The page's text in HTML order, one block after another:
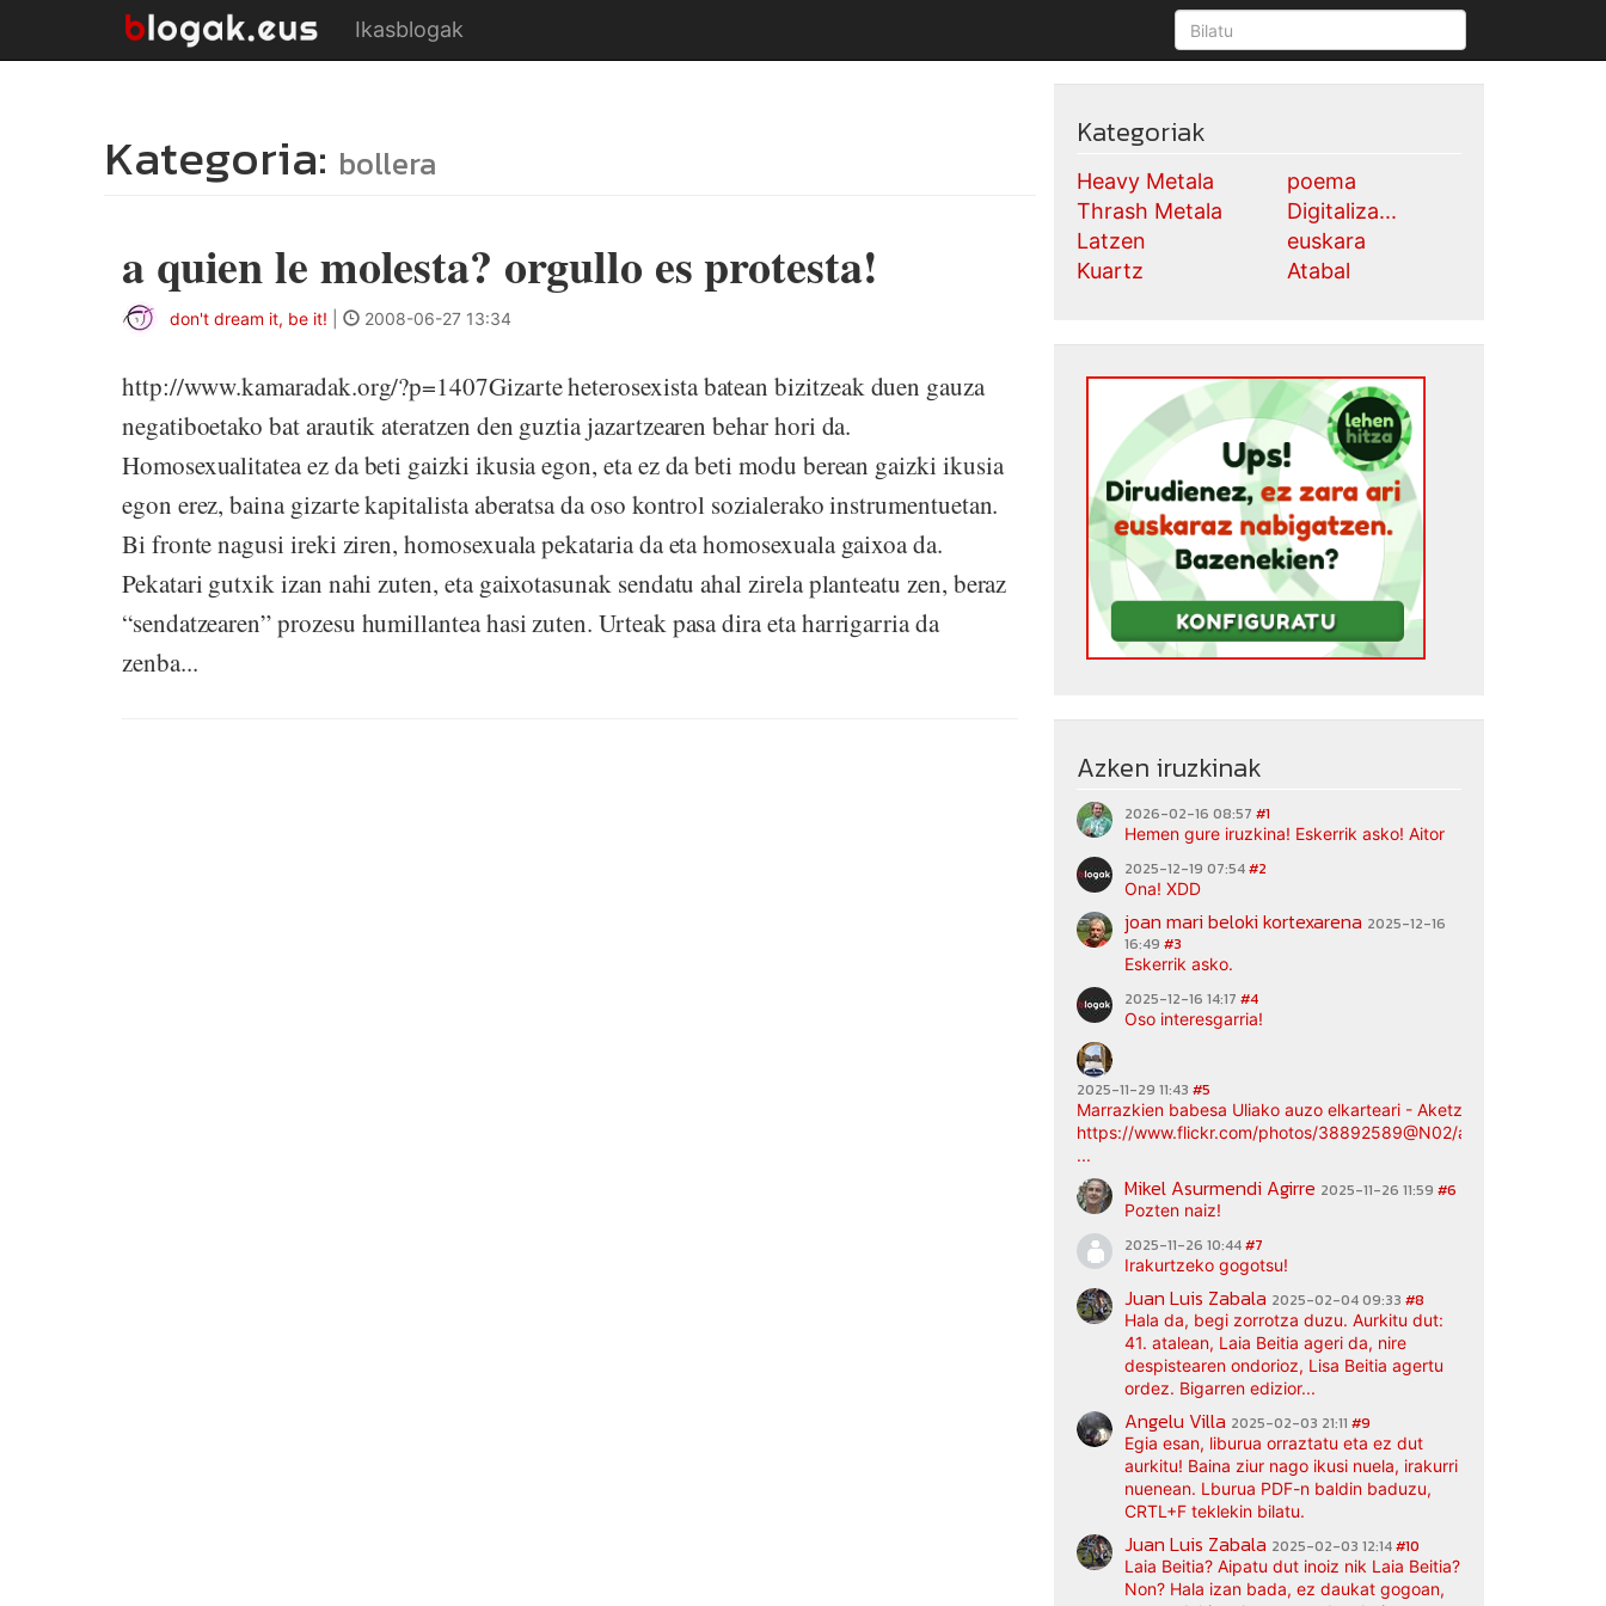
Ikasblogak
Kategoria: bollera
a quien le molesta? orgullo es protesta!
don't dream it, be it! 2008-06-27 13:34
http://www.kamaradak.org/?p=1407Gizarte heterosexista batean bizitzeak duen gauza
negatiboetako bat arautik ateratzen den guztia jazartzearen behar hori da.
Homosexualitatea ez da beti gaizki ikusia egon, eta ez da beti modu berean gaizki ikusia
egon erez, baina gizarte kapitalista aberatsa da oso kontrol sozialerako instrumentuetan.
Bi fronte nagusi ireki ziren, homosexuala pekataria da eta homosexuala gaixoa da.
Pekatari gutxik izan nahi zuten, eta gaixotasunak sendatu ahal zirela planteatu zen, beraz
“sendatzearen” prozesu humillantea hasi zuten. Urteak pasa dira eta harrigarria da
zenba...
Kategoriak
Heavy Metala
Thrash Metala
Latzen
Kuartz
poema
Digitaliza...
euskara
Atabal
Azken iruzkinak
2026-02-16 08:57 #1
Hemen gure iruzkina! Eskerrik asko! Aitor
2025-12-19 07:54#2
Ona! XDD
joan mari beloki kortexarena 2025-12-16
16:49 #3
Eskerrik asko.
2025-12-16 14:17 #4
Oso interesgarria!
2025-11-29 11:43 #5
Marrazkien babesa Uliako auzo elkarteari - Aketz etxea (argazki
https://www.flickr.com/photos/38892589@N02/albums/
...
Mikel Asurmendi Agirre 2025-11-26 11:59 #6
Pozten naiz!
2025-11-26 10:44#7
Irakurtzeko gogotsu!
Juan Luis Zabala 2025-02-04 09:33 #8
Hala da, begi zorrotza duzu. Aurkitu dut:
41. atalean, Laia Beitia ageri da, nire
despistearen ondorioz, Lisa Beitia agertu
ordez. Bigarren edizior...
Angelu Villa 2025-02-03 21:11 #9
Egia esan, liburua orraztatu eta ez dut
aurkitu! Baina ziur nago ikusi nuela, irakurri
nuenean. Lburua PDF-n baldin baduzu,
CRTL+F teklekin bilatu.
Juan Luis Zabala 2025-02-03 12:14#10
Laia Beitia? Aipatu dut inoiz nik Laia Beitia?
Non? Hala izan bada, ez daukat gogoan,